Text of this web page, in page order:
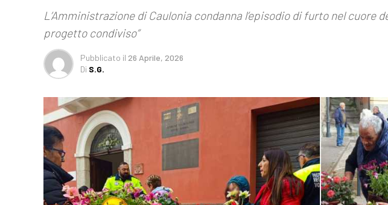
L’Amministrazione di Caulonia condanna l’episodio di furto nel
progetto condiviso”
Pubblicato il 26 Aprile, 2026
Di S.G.